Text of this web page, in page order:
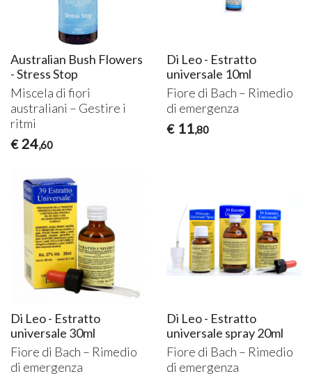
Australian Bush Flowers
- Stress Stop
Miscela di fiori
australiani – Gestire i
ritmi
€ 24,60
Di Leo - Estratto
universale 10ml
Fiore di Bach – Rimedio
di emergenza
€ 11,80
Di Leo - Estratto
universale 30ml
Fiore di Bach – Rimedio
di emergenza
Di Leo - Estratto
universale spray 20ml
Fiore di Bach – Rimedio
di emergenza